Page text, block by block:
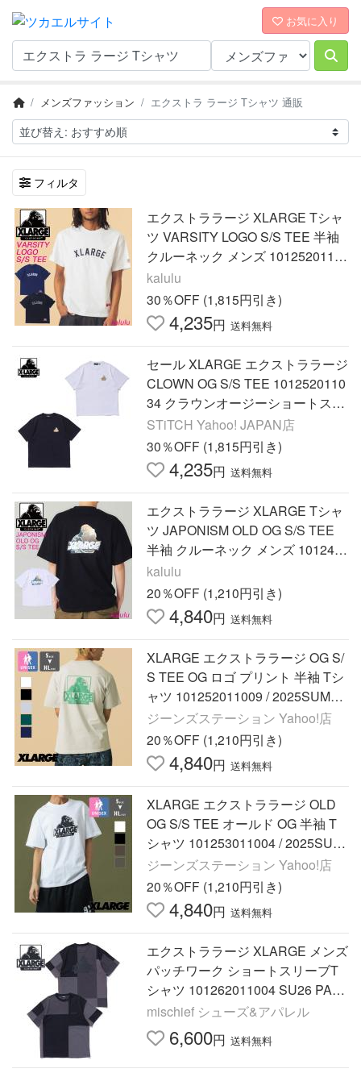
お気に入り
メンズファッション エクストラ ラージ Tシャツ 通販
フィルタ
エクストララージ XLARGE Tシャ
ツ VARSITY LOGO S/S TEE 半袖
クルーネック メンズ 1012520110
53 爆買ん
kalulu
30％OFF (1,815円引き)
4,235円 送料無料
セール XLARGE エクストララージ
CLOWN OG S/S TEE 1012520110
34 クラウンオージーショートスリ
ーブティー 半袖Tシャツ プリント
ストリート メンズ 正規取扱店
STiTCH Yahoo! JAPAN店
30％OFF (1,815円引き)
4,235円 送料無料
エクストララージ XLARGE Tシャ
ツ JAPONISM OLD OG S/S TEE
半袖 クルーネック メンズ 101241
011034 爆買
kalulu
20％OFF (1,210円引き)
4,840円 送料無料
XLARGE エクストララージ OG S/
S TEE OG ロゴ プリント 半袖 Tシ
ャツ 101252011009 / 2025SUMM
ER
ジーンズステーション Yahoo!店
20％OFF (1,210円引き)
4,840円 送料無料
XLARGE エクストララージ OLD
OG S/S TEE オールド OG 半袖 T
シャツ 101253011004 / 2025SUM
MER /
ジーンズステーション Yahoo!店
20％OFF (1,210円引き)
4,840円 送料無料
エクストララージ XLARGE メンズ
パッチワーク ショートスリーブT
シャツ 101262011004 SU26 PATC
HWORK S S TEE 黒 BLACK 正規
取扱店
mischief シューズ&アパレル
6,600円 送料無料